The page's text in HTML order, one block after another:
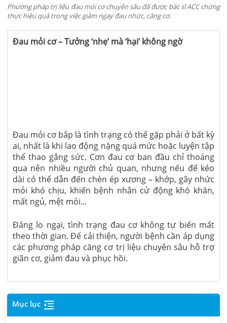
Phương pháp trị liệu đau mỏi cơ chuyên sâu đã được bác sĩ ACC chứng
thực hiệu quả trong việc giảm ngay đau nhức, căng cơ.
Đau mỏi cơ – Tưởng ‘nhẹ’ mà ‘hại’ không ngờ
Đau mỏi cơ bắp là tình trạng có thể gặp phải ở bất kỳ
ai, nhất là khi lao động nặng quá mức hoặc luyện tập
thể thao gắng sức. Cơn đau cơ ban đầu chỉ thoáng
qua nên nhiều người chủ quan, nhưng nếu để kéo
dài có thể dẫn đến chèn ép xương – khớp, gây nhức
mỏi khó chịu, khiến bệnh nhân cử động khó khăn,
mất ngủ, mệt mỏi…
Đáng lo ngại, tình trạng đau cơ không tự biến mất
theo thời gian. Để cải thiện, người bệnh cần áp dụng
các phương pháp căng cơ trị liệu chuyên sâu hỗ trợ
giãn cơ, giảm đau và phục hồi.
Mục lục